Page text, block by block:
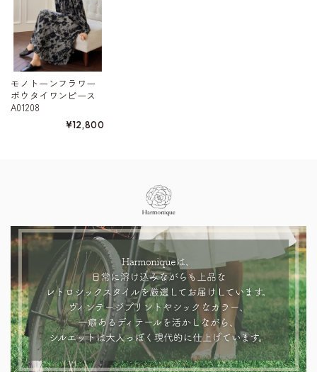
モノトーンフラワー
ボウタイワンピース
A01208
¥12,800